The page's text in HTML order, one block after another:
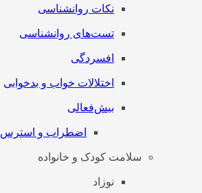
نکات روانشناسی
تست‌های روانشناسی
افسردگی
اختلالات خواب و بدخوابی
بیش‌فعالی
اضطراب و استرس
سلامت کودک و خانواده
نوزاد